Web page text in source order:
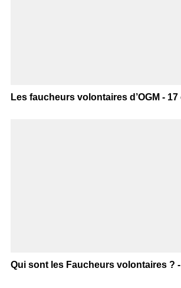
Les faucheurs volontaires d’OGM -
Qui sont les Faucheurs volontaires ?